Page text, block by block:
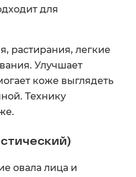
для
растирания, легкие
Улучшает
коже выглядеть
Технику
овала лица и